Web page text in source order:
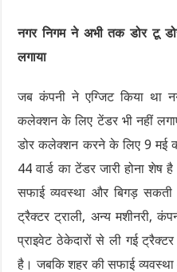
नगर निगम ने अभी तक डोर टू
लगाया
जब कंपनी ने एग्जिट किया था
कलेक्शन के लिए टेंडर भी नहीं
डोर कलेक्शन करने के लिए 9 मई
44 वार्ड का टेंडर जारी होना शेष
सफाई व्यवस्था और बिगड़
ट्रैक्टर ट्राली, अन्य मशीनरी,
प्राइवेट ठेकेदारों से ली गई
है। जबकि शहर की सफाई